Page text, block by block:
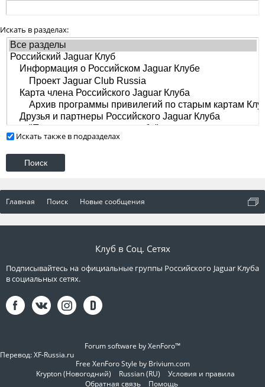
Искать в разделах:
Искать также в подразделах
Главная Поиск Новые сообщения
Клуб в Соц. Сетях
Подписывайтесь на официальные группы Российского Jaguar Клуба
в социальных сетях.
Forum software by XenForo™
Перевод:XF-Russia.ru
Free XenForo Style by Brivium.com
Krypton (Новогодний)
Russian (RU)
Условия и правила
Обратная связь
Помощь